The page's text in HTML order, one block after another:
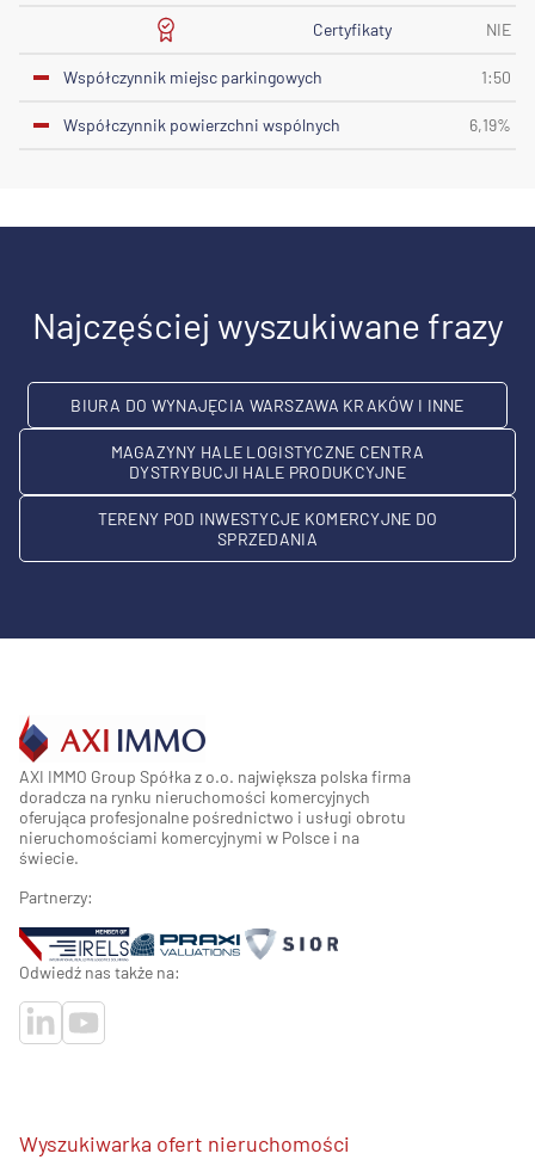
Certyfikaty NIE
Współczynnik miejsc parkingowych 1:50
Współczynnik powierzchni wspólnych 6,19%
Najczęściej wyszukiwane frazy
BIURA DO WYNAJĘCIA WARSZAWA KRAKÓW I INNE
MAGAZYNY HALE LOGISTYCZNE CENTRA
DYSTRYBUCJI HALE PRODUKCYJNE
TERENY POD INWESTYCJE KOMERCYJNE DO
SPRZEDANIA
AXI IMMO Group Spółka z o.o. największa polska firma
doradcza na rynku nieruchomości komercyjnych
oferująca profesjonalne pośrednictwo i usługi obrotu
nieruchomościami komercyjnymi w Polsce i na
świecie.
Partnerzy:
Odwiedź nas także na:
Wyszukiwarka ofert nieruchomości